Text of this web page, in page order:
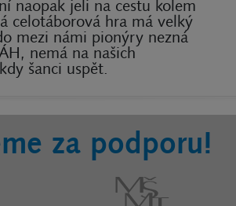
naopak jeli na cestu kolem
celotáborová hra má velký
mezi námi pionýry nezná
nemá na našich
šanci uspět.
za podporu!